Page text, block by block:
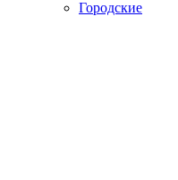
Городские